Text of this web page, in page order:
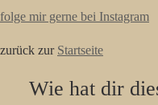
folge mir gerne bei Instagram
zurück zur Startseite
Wie hat dir